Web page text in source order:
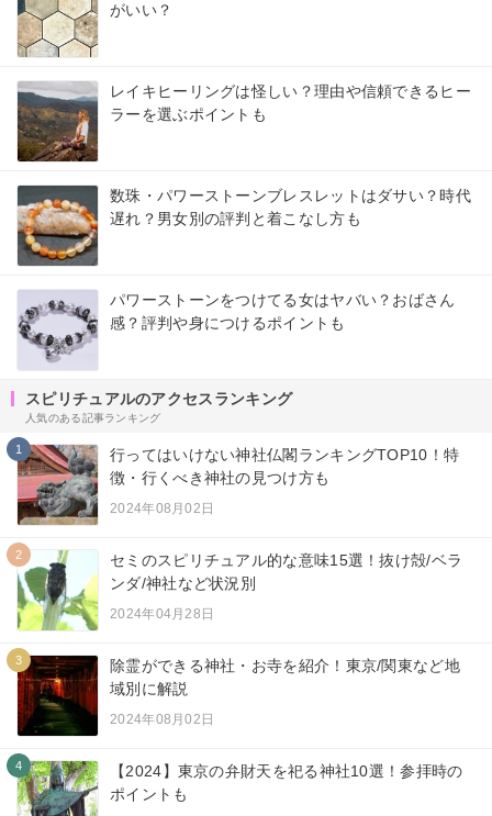
がいい？
レイキヒーリングは怪しい？理由や信頼できるヒー
ラーを選ぶポイントも
数珠・パワーストーンブレスレットはダサい？時代
遅れ？男女別の評判と着こなし方も
パワーストーンをつけてる女はヤバい？おばさん
感？評判や身につけるポイントも
スピリチュアルのアクセスランキング
人気のある記事ランキング
1
行ってはいけない神社仏閣ランキングTOP10！特
徴・行くべき神社の見つけ方も
2024年08月02日
2
セミのスピリチュアル的な意味15選！抜け殻/ベラ
ンダ/神社など状況別
2024年04月28日
3
除霊ができる神社・お寺を紹介！東京/関東など地
域別に解説
2024年08月02日
4
【2024】東京の弁財天を祀る神社10選！参拝時の
ポイントも